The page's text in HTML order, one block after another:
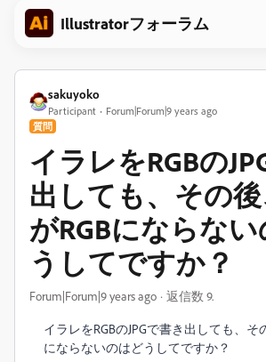
Illustratorフォーラム
sakuyoko
Participant Forum|Forum|9 years ago
質問
イラレをRGBの
出しても、その後
がRGBにならな
うしてですか？
Forum|Forum|9 years ago 返信数 9.
イラレをRGBのJPGで書き出しても、そ
にならないのはどうしてですか？